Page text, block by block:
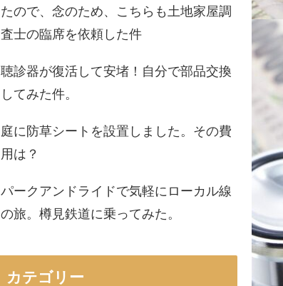
たので、念のため、こちらも土地家屋調
査士の臨席を依頼した件
聴診器が復活して安堵！自分で部品交換
してみた件。
庭に防草シートを設置しました。その費
用は？
パークアンドライドで気軽にローカル線
の旅。樽見鉄道に乗ってみた。
カテゴリー